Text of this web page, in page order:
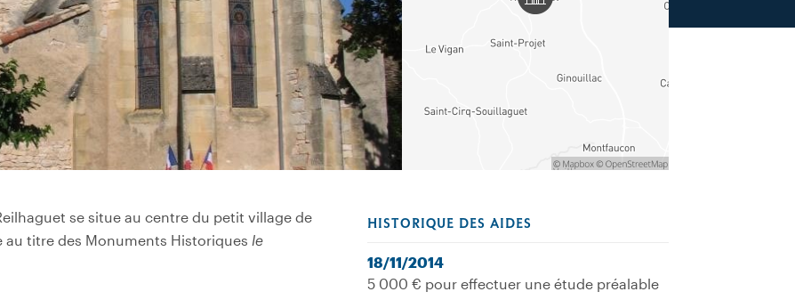
se situe au centre du petit village de
au titre des Monuments Historiques le
HISTORIQUE DES AIDES
18/11/2014
5 000 € pour effectuer une étude préalable